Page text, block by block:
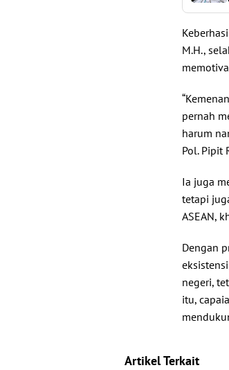
M.H.,
pernah
harum
Pol. Pipit
Ia juga
tetapi
ASEAN,
Dengan
negeri,
itu,
Artikel Terkait